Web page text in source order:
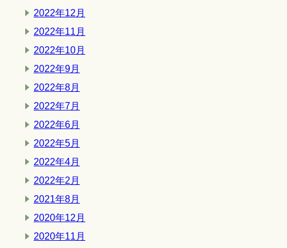
2022年12月
2022年11月
2022年10月
2022年9月
2022年8月
2022年7月
2022年6月
2022年5月
2022年4月
2022年2月
2021年8月
2020年12月
2020年11月